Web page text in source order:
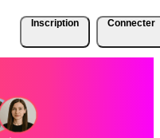
Inscription Connecter